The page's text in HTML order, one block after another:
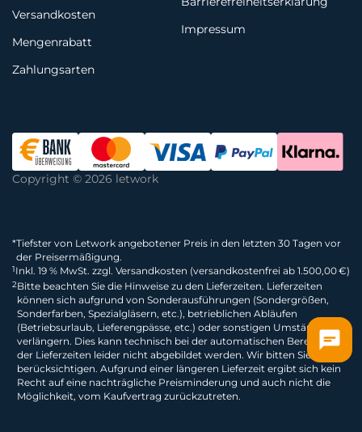
Versandkosten
Mengenrabatt
Zahlungsarten
Impressum
Copyright © 2026 letwork
*Tiefster von Letwork angebotener Preis in den letzten 30 Tagen vor
der Preisermäßigung.
1Inkl. 19 % MwSt. zzgl. Versandkosten (versandkostenfrei ab 1.500,00 €)
2Bitte beachten Sie die Hinweise zu den Lieferzeiten. Lieferzeiten
können sich aufgrund von Sonderausführungen (Sondergrößen,
Sonderfarben, Spezialgläsern, etc.), betrieblichen Abläufen
(Betriebsurlaub, Lieferengpässe, etc.) oder sonstigen Umständen
verlängern. Dies kann technisch bei der automatischen Berechnung
der Lieferzeiten leider nicht abgebildet werden. Wir bitten Sie dies zu
berücksichtigen. Aufgrund einer längeren Lieferzeit ergibt sich kein
Recht auf eine nachträgliche Preisminderung und auch nicht die
Möglichkeit, vom Kaufvertrag zurückzutreten.